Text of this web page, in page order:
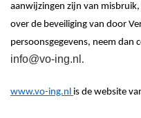
aanwijzingen zijn van
over de beveiliging van door
persoonsgegevens, neem dan
info@vo-ing.nl .
www.vo-ing.nl is de website